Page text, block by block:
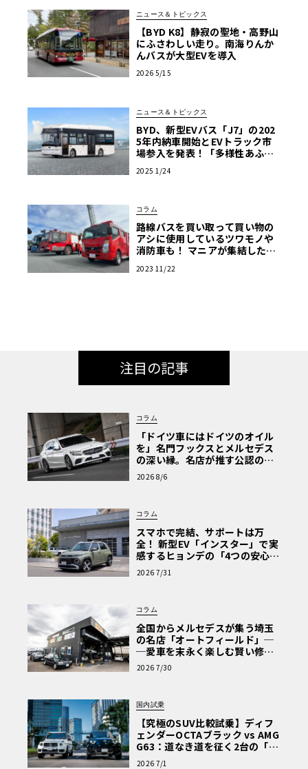
ニュース＆トピックス
【BYD K8】静寂の聖地・高野山
にふさわしい走り。南海りんか
んバスが大型EVを導入
2026 5/15
ニュース＆トピックス
BYD、新型EVバス「J7」の202
5年内納車開始とEVトラック市
場参入を発表！「多様性あふれ
2025 1/24
コラム
路線バスを買い取って買い物の
アシに使用しているツワモノや
消防車も！ マニアが集結した商
2023 11/22
注目の記事
コラム
「ドイツ車にはドイツのオイル
を」名門フックスとメルセデス
の深い縁。名店が推す公認の安
心と、Cクラスで味わうシルキー
な走り〈PR〉
2026 8/6
コラム
スマホで完結、サポートは万
全！ 新型EV「インスター」で実
感するヒョンデの「4つの安心」
【第1回・ヒョンデ6つの疑問：
Why? Hyundai?】〈PR〉
2026 7/31
コラム
全国からメルセデスが集う埼玉
の名店「オートフィールド」─
─愛車を末永く楽しむ賢い修理
術と、プロがフックス製オイル
を選ぶ理由〈PR〉
2026 7/30
国内試乗
【究極のSUV比較試乗】ディフ
ェンダーOCTAブラック vs AMG
G63：道なき道を征く2台の「対
極的アプローチ」
2026 7/1